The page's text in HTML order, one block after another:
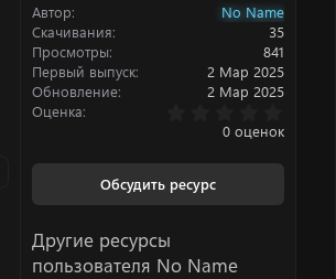
Автор
No Name
Скачивания
35
Просмотры
841
Первый выпуск
2 Мар 2025
Обновление
2 Мар 2025
Оценка
.
0
0 оценок
Обсудить ресурс
Другие ресурсы
пользователя No Name